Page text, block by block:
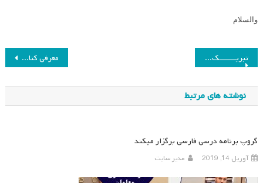
والسلام
راهبری
نوشته
معرفی کتاب نظریه برنامه درسی تبریـــــــک رئیس انجمن مطالعات برنامه درسی به مناسبت فرارسیدن بهار
نوشته های مرتبط
گروپ برنامه درسی فارسی برگزار میکند
آوریل 14, 2019 مدیر سایت